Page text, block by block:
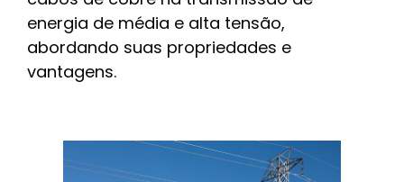
energia de média e alta tensão,
abordando suas propriedades e
vantagens.